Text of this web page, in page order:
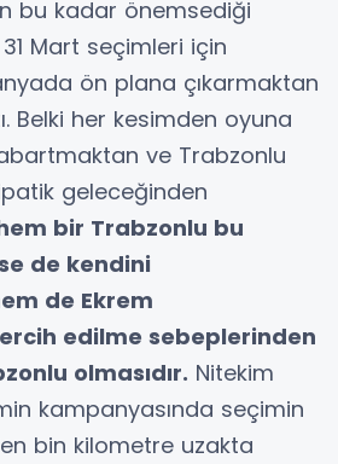
bu kadar önemsediği
Mart seçimleri için
ön plana çıkarmaktan
Belki her kesimden oyuna
ve Trabzonlu
geleceğinden
bir Trabzonlu bu
de kendini
de Ekrem
edilme sebeplerinden
olmasıdır. Nitekim
kampanyasında seçimin
bin kilometre uzakta